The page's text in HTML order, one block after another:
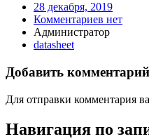
28 декабря, 2019
Комментариев нет
Администратор
datasheet
Добавить комментарий
Для отправки комментария
Навигация по